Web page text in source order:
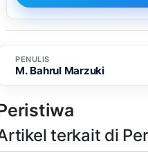
PENULIS
M. Bahrul Marzuki
terkait di